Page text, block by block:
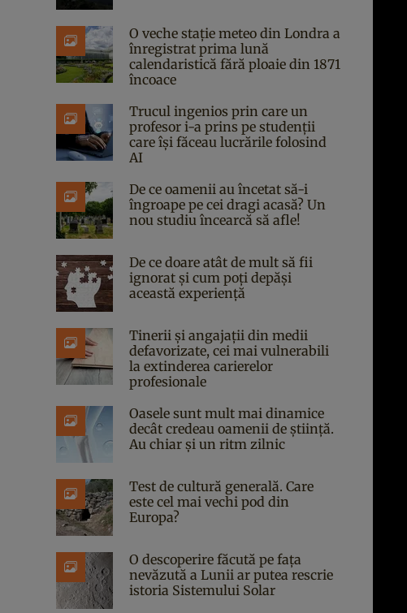
O veche stație meteo din Londra a
înregistrat prima lună
calendaristică fără ploaie din 1871
încoace
Trucul ingenios prin care un
profesor i-a prins pe studenții
care își făceau lucrările folosind
AI
De ce oamenii au încetat să-i
îngroape pe cei dragi acasă? Un
nou studiu încearcă să afle!
De ce doare atât de mult să fii
ignorat și cum poți depăși
această experiență
Tinerii și angajații din medii
defavorizate, cei mai vulnerabili
la extinderea carierelor
profesionale
Oasele sunt mult mai dinamice
decât credeau oamenii de știință.
Au chiar și un ritm zilnic
Test de cultură generală. Care
este cel mai vechi pod din
Europa?
O descoperire făcută pe fața
nevăzută a Lunii ar putea rescrie
istoria Sistemului Solar